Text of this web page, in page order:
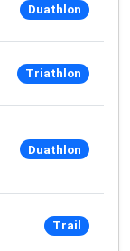
Duathlon
Triathlon
Duathlon
Trail